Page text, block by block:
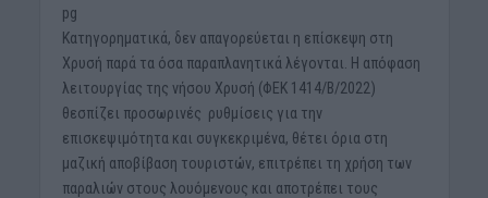
Κατηγορηματικά, δεν απαγορεύεται η επίσκεψη στη
Χρυσή παρά τα όσα παραπλανητικά λέγονται. Η απόφαση
λειτουργίας της νήσου Χρυσή (ΦΕΚ 1414/Β/2022)
θεσπίζει προσωρινές ρυθμίσεις για την
επισκεψιμότητα και συγκεκριμένα, θέτει όρια στη
μαζική αποβίβαση τουριστών, επιτρέπει τη χρήση των
παραλιών στους λουόμενους και αποτρέπει τους